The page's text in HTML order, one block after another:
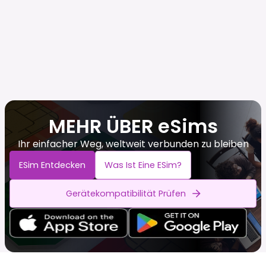
MEHR ÜBER eSims
Ihr einfacher Weg, weltweit verbunden zu bleiben
ESim Entdecken Was Ist Eine ESim?
Gerätekompatibilität Prüfen